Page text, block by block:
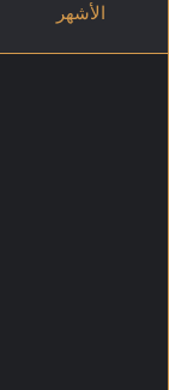
الأشهر